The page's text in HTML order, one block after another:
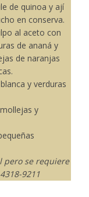
de quinoa y ají
en conserva.
al aceto con
de ananá y
de naranjas
y verduras
y
pero se requiere
9211